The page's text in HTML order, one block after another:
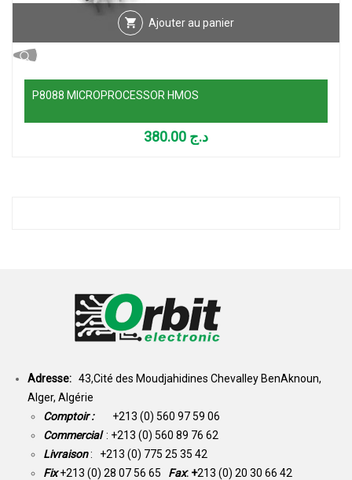
Ajouter au panier
P8088 MICROPROCESSOR HMOS
د.ج
Adresse: 43,Cité des Moudjahidines Chevalley BenAknoun,
Alger, Algérie
Comptoir : +213 (0) 560 97 59 06
Commercial : +213 (0) 560 89 76 62
Livraison: +213 (0) 775 25 35 42
Fix +213 (0) 28 07 56 65 Fax: +213 (0) 20 30 66 42